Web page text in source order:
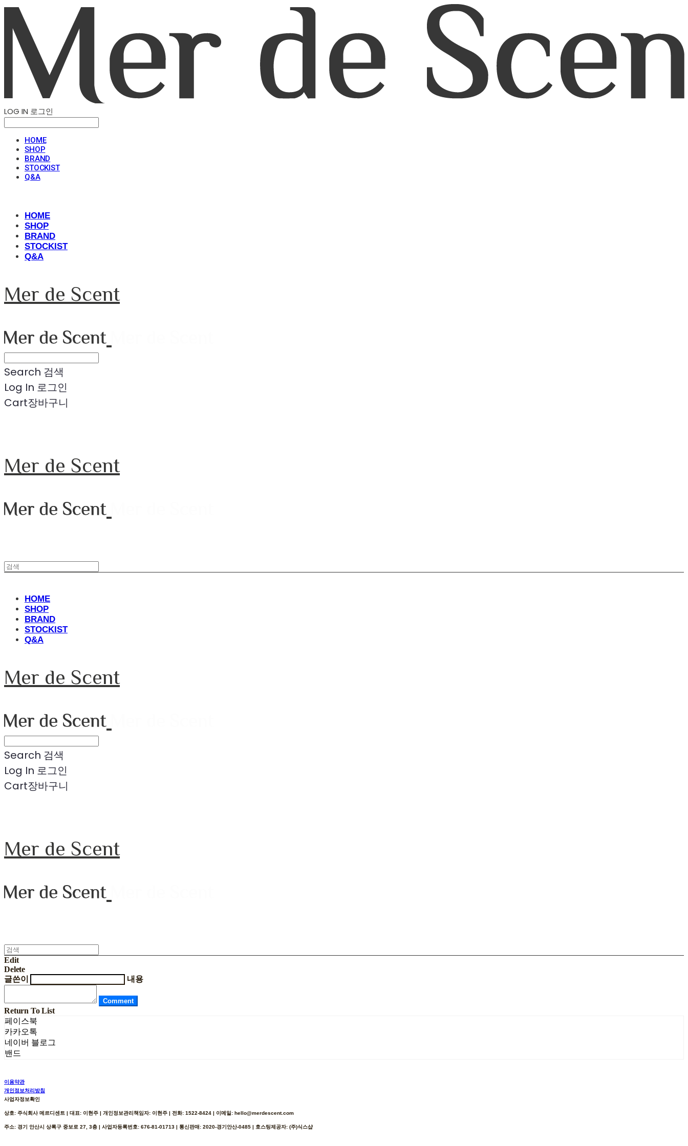
LOG IN 로그인
HOME
SHOP
BRAND
STOCKIST
Q&A
HOME
SHOP
BRAND
STOCKIST
Q&A
Mer de Scent
Search 검색
Log In 로그인
Cart장바구니
Mer de Scent
HOME
SHOP
BRAND
STOCKIST
Q&A
Mer de Scent
Search 검색
Log In 로그인
Cart장바구니
Mer de Scent
Edit
Delete
글쓴이
내용
Comment
Return To List
페이스북
카카오톡
네이버 블로그
밴드
이용약관
개인정보처리방침
사업자정보확인
상호: 주식회사 메르디센트 | 대표: 이현주 | 개인정보관리책임자: 이현주 | 전화: 1522-8424 | 이메일: hello@merdescent.com
주소: 경기 안산시 상록구 중보로 27, 3층 | 사업자등록번호: 676-81-01713 | 통신판매: 2020-경기안산-0485 | 호스팅제공자: (주)식스샵